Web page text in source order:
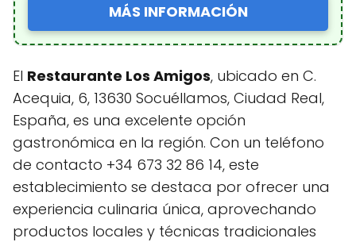
MÁS INFORMACIÓN
El Restaurante Los Amigos, ubicado en C.
Acequia, 6, 13630 Socuéllamos, Ciudad Real,
España, es una excelente opción
gastronómica en la región. Con un teléfono
de contacto +34 673 32 86 14, este
establecimiento se destaca por ofrecer una
experiencia culinaria única, aprovechando
productos locales y técnicas tradicionales